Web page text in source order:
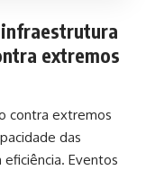
infraestrutura
extremos
contra extremos
das
Eventos